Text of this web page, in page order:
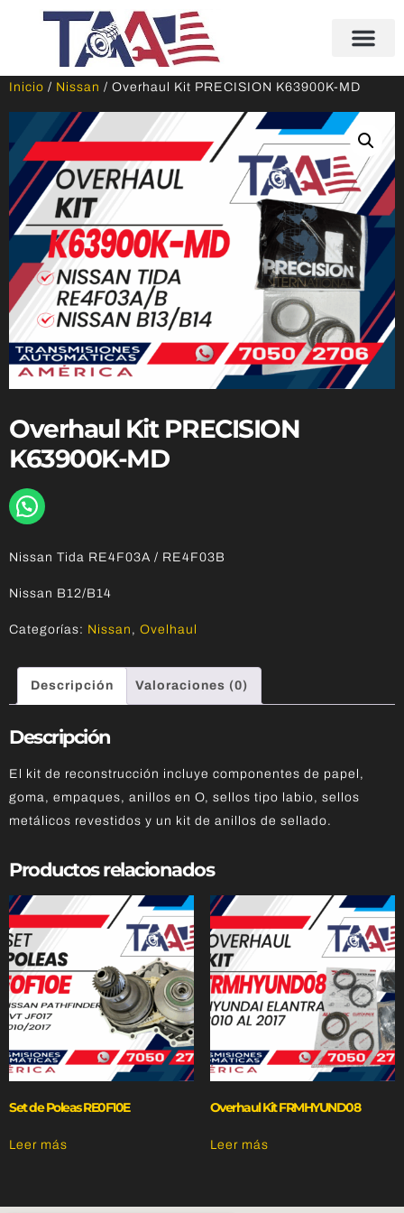
Inicio / Nissan / Overhaul Kit PRECISION K63900K-MD
Overhaul Kit PRECISION
K63900K-MD
Nissan Tida RE4F03A / RE4F03B
Nissan B12/B14
Categorías: Nissan , Ovelhaul
Descripción Valoraciones (0)
Descripción
El kit de reconstrucción incluye componentes de papel,
goma, empaques, anillos en O, sellos tipo labio, sellos
metálicos revestidos y un kit de anillos de sellado.
Productos relacionados
Set de Poleas RE0F10E
Leer más
Overhaul Kit FRMHYUND08
Leer más